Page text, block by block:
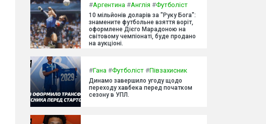
#Аргентина #Англія #Футболіст
10 мільйонів доларів за "Руку Бога":
знамените футбольне взяття воріт,
оформлене Дієго Марадоною на
світовому чемпіонаті, буде продано
на аукціоні.
#Гана #Футболіст #Півзахисник
Динамо завершило угоду щодо
переходу хавбека перед початком
сезону в УПЛ.